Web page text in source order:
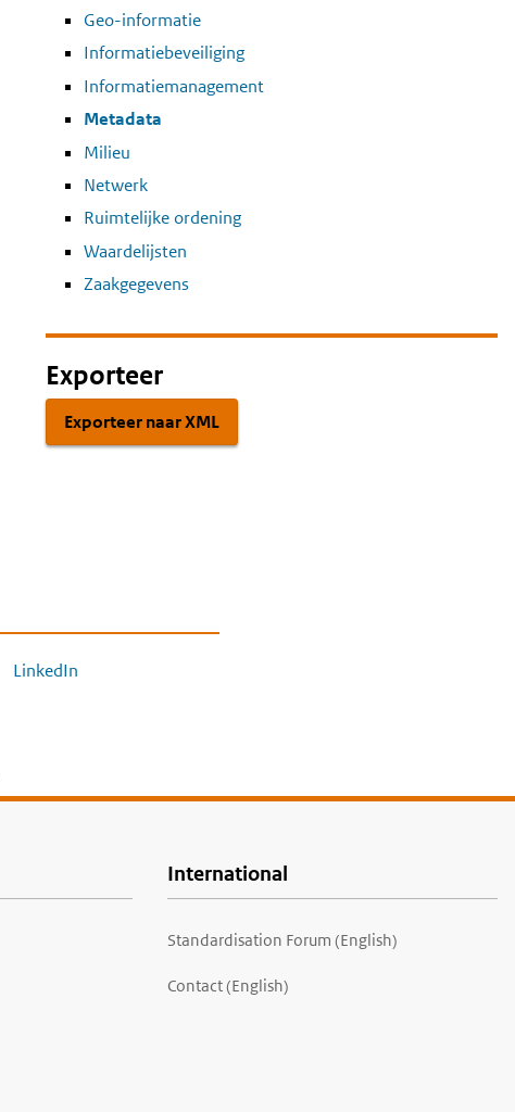
Geo-informatie
Informatiebeveiliging
Informatiemanagement
Metadata
Milieu
Netwerk
Ruimtelijke ordening
Waardelijsten
Zaakgegevens
Exporteer
Exporteer naar XML
LinkedIn
International
Standardisation Forum (English)
Contact (English)